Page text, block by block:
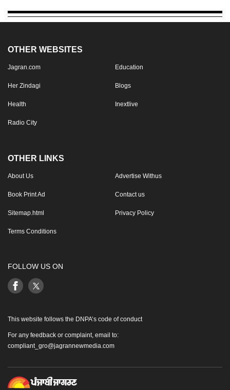
OTHER WEBSITES
Jagran.com Education
Her Zindagi Blogs
Health Inextlive
Radio City
OTHER LINKS
About Us Advertise Withus
Book Print Ad Contact us
Sitemap.html Privacy Policy
Terms Conditions
FOLLOW US ON
This website follows the DNPA’s code of conduct
For any feedback or complaint, email to:
compliant_gro@jagrannewmedia.com